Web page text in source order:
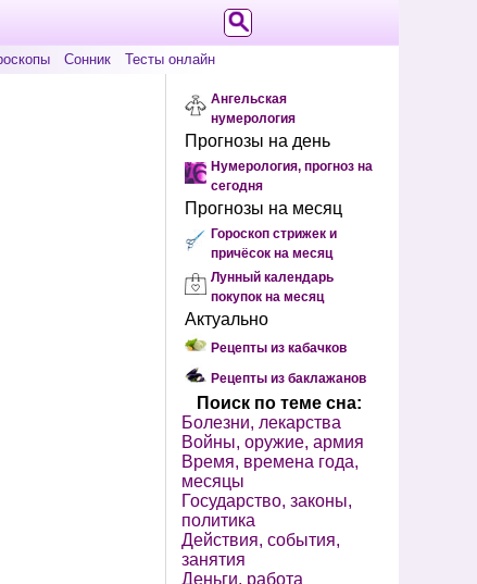
Сонник Тесты онлайн
Ангельская
нумерология
Прогнозы на день
Нумерология, прогноз на
сегодня
Прогнозы на месяц
Гороскоп стрижек и
причёсок на месяц
Лунный календарь
покупок на месяц
Актуально
Рецепты из кабачков
Рецепты из баклажанов
Поиск по теме сна:
Болезни, лекарства
Войны, оружие, армия
Время, времена года,
месяцы
Государство, законы,
политика
Действия, события,
занятия
Деньги, работа